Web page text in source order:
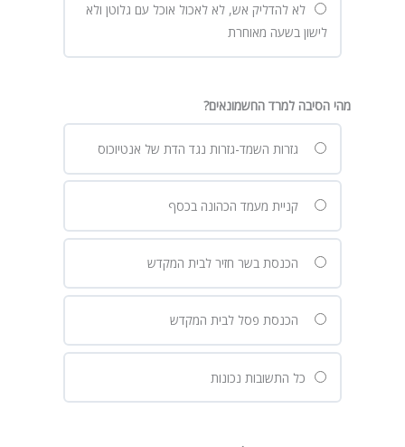
לא להדליק אש, לא לאכול אוכל עם גלוטן ולא
לישון בשעה מאוחרת
מהי הסיבה למרד החשמונאים?
גזרות השמד-גזרות נגד הדת של אנטיוכוס
קניית מעמד הכהונה בכסף
הכנסת בשר חזיר לבית המקדש
הכנסת פסל לבית המקדש
כל התשובות נכונות